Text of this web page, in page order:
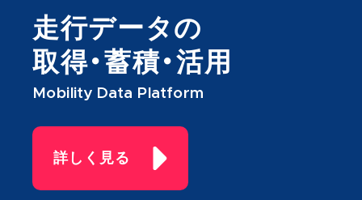
走行データの
取得・蓄積・活用
Mobility Data Platform
詳しく見る